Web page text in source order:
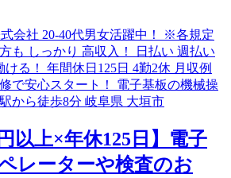
以上×年休125日】電子
レーターや検査のお